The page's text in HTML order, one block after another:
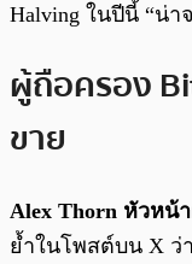
Halving ในปีนี้ “น่
ผู้ถือครอง
ขาย
Alex Thorn หัวหน้
ย้ำในโพสต์บน X ว่